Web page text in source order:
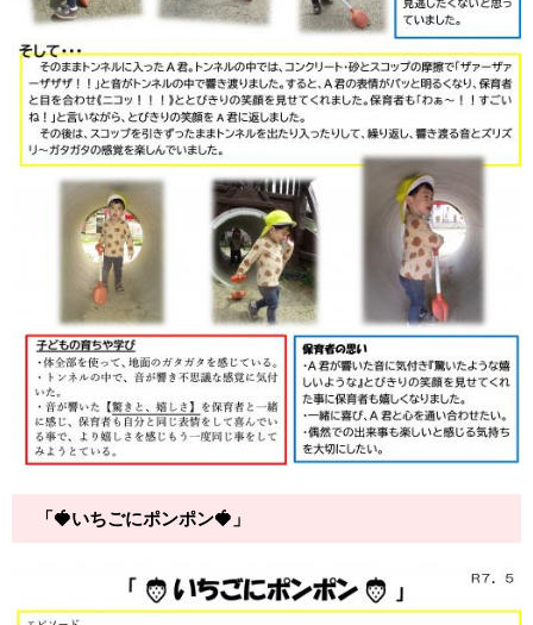
「🍓いちごにポンポン🍓」